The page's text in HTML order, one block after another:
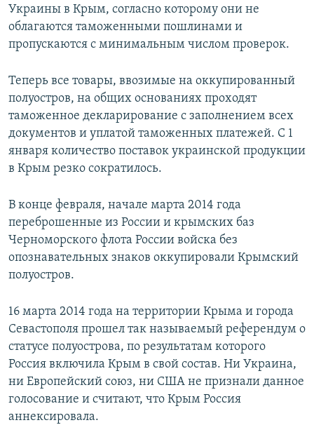
Украины в Крым, согласно которому они не
облагаются таможенными пошлинами и
пропускаются с минимальным числом проверок.
Теперь все товары, ввозимые на оккупированный
полуостров, на общих основаниях проходят
таможенное декларирование с заполнением всех
документов и уплатой таможенных платежей. С 1
января количество поставок украинской продукции
в Крым резко сократилось.
В конце февраля, начале марта 2014 года
переброшенные из России и крымских баз
Черноморского флота России войска без
опознавательных знаков оккупировали Крымский
полуостров.
16 марта 2014 года на территории Крыма и города
Севастополя прошел так называемый референдум о
статусе полуострова, по результатам которого
Россия включила Крым в свой состав. Ни Украина,
ни Европейский союз, ни США не признали данное
голосование и считают, что Крым Россия
аннексировала.